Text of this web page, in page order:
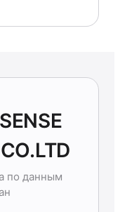
по данным